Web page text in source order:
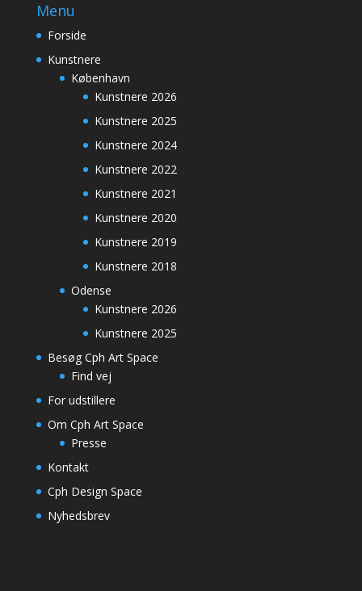
Menu
Forside
Kunstnere
København
Kunstnere 2026
Kunstnere 2025
Kunstnere 2024
Kunstnere 2022
Kunstnere 2021
Kunstnere 2020
Kunstnere 2019
Kunstnere 2018
Odense
Kunstnere 2026
Kunstnere 2025
Besøg Cph Art Space
Find vej
For udstillere
Om Cph Art Space
Presse
Kontakt
Cph Design Space
Nyhedsbrev